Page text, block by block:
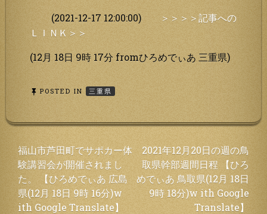
(2021-12-17 12:00:00)
＞＞＞＞記事への
ＬＩＮＫ＞＞
(12月 18日 9時 17分 fromひろめでぃあ 三重県)
POSTED IN 三重県
投
稿
ナ
ビ
福山市芦田町でサポカー体
験講習会が開催されまし
た。 【ひろめでぃあ 広島
県(12月 18日 9時 16分)w
ith Google Translate】
2021年12月20日の週の鳥
取県幹部週間日程 【ひろ
めでぃあ 鳥取県(12月 18日
9時 18分)w ith Google
Translate】